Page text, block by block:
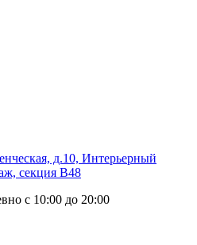
д.10, Интерьерный
секция В48
с 10:00 до 20:00